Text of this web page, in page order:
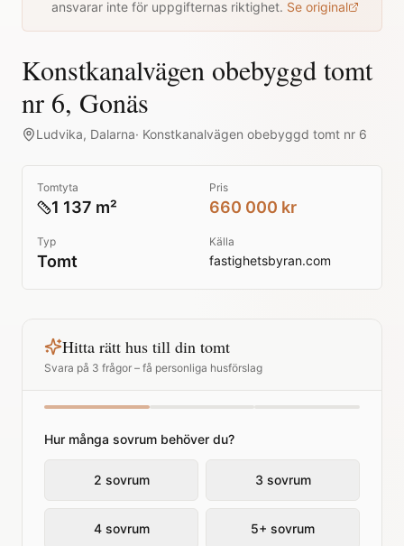
ansvarar inte för uppgifternas riktighet. Se original
Konstkanalvägen obebyggd tomt
nr 6, Gonäs
Ludvika, Dalarna· Konstkanalvägen obebyggd tomt nr 6
Tomtyta
1 137 m²
Pris
660 000 kr
Typ
Tomt
Källa
fastighetsbyran.com
Hitta rätt hus till din tomt
Svara på 3 frågor – få personliga husförslag
Hur många sovrum behöver du?
2 sovrum 3 sovrum
4 sovrum 5+ sovrum